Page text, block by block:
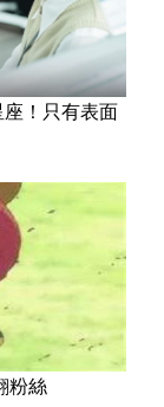
！只有表面
粉絲